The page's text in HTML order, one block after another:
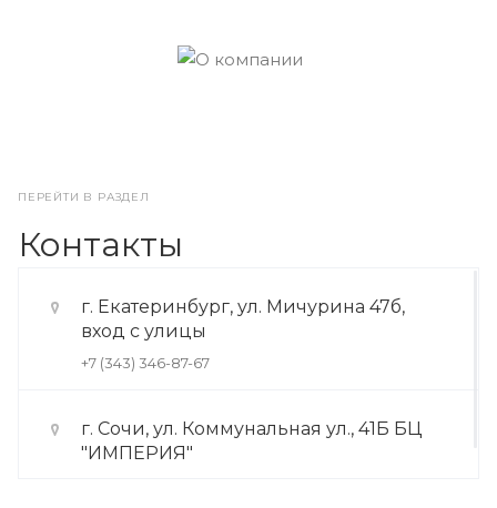
ПЕРЕЙТИ В РАЗДЕЛ
Контакты
г. Екатеринбург, ул. Мичурина 47б,
вход с улицы
+7 (343) 346-87-67
г. Сочи, ул. Коммунальная ул., 41Б БЦ
"ИМПЕРИЯ"